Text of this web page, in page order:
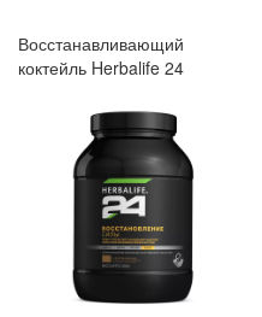
Восстанавливающий
коктейль Herbalife 24